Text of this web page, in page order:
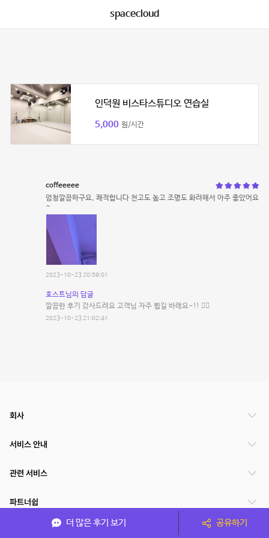
spacecloud
인덕원 비스타스튜디오 연습실
5,000 원/시간
coffeeeee
엄청깔끔하구요, 쾌적합니다 천고도 높고 조명도 화려해서 아주 좋았어요
~
2023-10-23 20:59:01
호스트님의 답글
깔끔한 후기 감사드려요 고객님 자주 뵙길 바래요~!! 🙆‍♀️
2023-10-23 21:02:41
더 많은 후기 보기 공유하기
회사
서비스 안내
관련 서비스
파트너쉽
서비스 제공 국가